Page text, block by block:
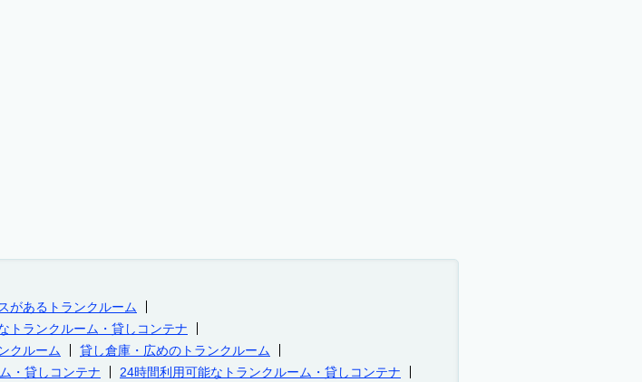
があるトランクルーム
トランクルーム・貸しコンテナ
クルーム
貸し倉庫・広めのトランクルーム
・貸しコンテナ
24時間利用可能なトランクルーム・貸しコンテナ